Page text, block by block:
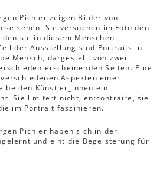
Pichler zeigen Bilder von
sehen. Sie versuchen im Foto den
sie in diesem Menschen
der Ausstellung sind Portraits in
Mensch, dargestellt von zwei
erscheinenden Seiten. Eine
Aspekten einer
beiden Künstler_innen ein
Sie limitert nicht, en:contraire, sie
im Portrait faszinieren.
Pichler haben sich in der
und eint die Begeisterung für